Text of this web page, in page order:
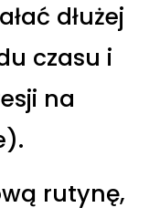
dłużej
czasu i
na
rutynę,